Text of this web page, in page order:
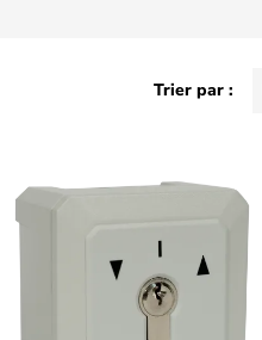
Trier par :